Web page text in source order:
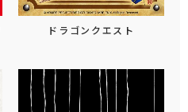
ドラゴンクエスト